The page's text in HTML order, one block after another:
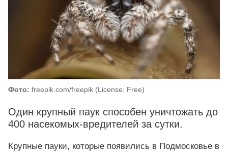
Фото: freepik.com/freepik (License: Free)
Один крупный паук способен уничтожать до
400 насекомых-вредителей за сутки.
Крупные пауки, которые появились в Подмосковье в